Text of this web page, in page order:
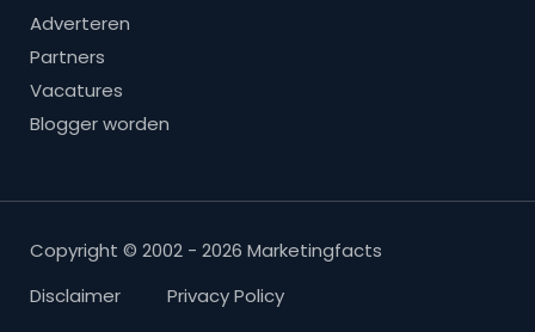
Adverteren
Partners
Vacatures
Blogger worden
Copyright © 2002 - 2026 Marketingfacts
Disclaimer
Privacy Policy